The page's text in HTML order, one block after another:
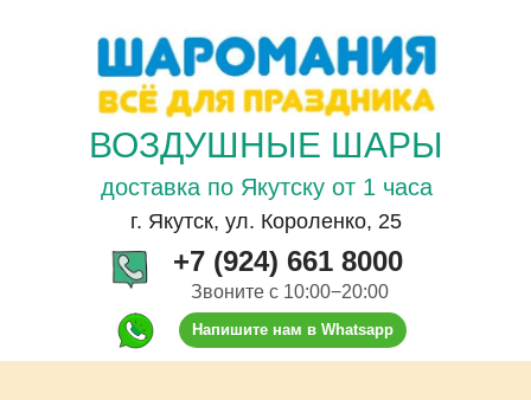
ВОЗДУШНЫЕ ШАРЫ
доставка по Якутску от 1 часа
г. Якутск, ул. Короленко, 25
+7 (924) 661 8000
Напишите нам в Whatsapp
Звоните с 10:00−20:00